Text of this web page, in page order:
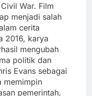
War. Film
menjadi salah
cerita
2016, karya
mengubah
politik dan
Evans sebagai
memimpin
pemerintah,